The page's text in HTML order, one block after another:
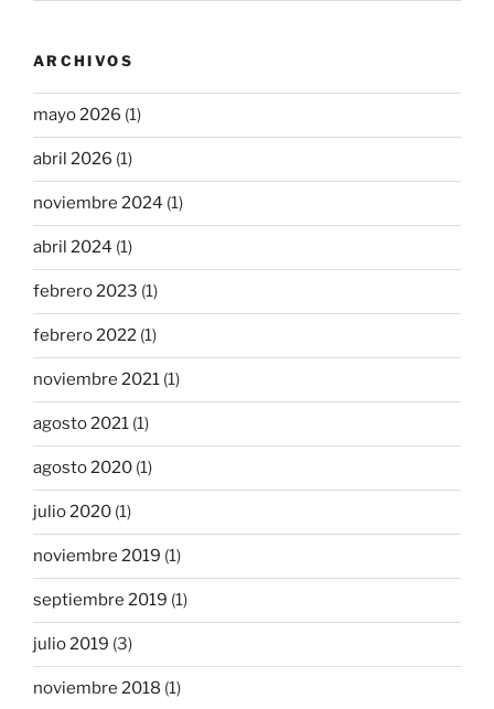
ARCHIVOS
mayo 2026 (1)
abril 2026 (1)
noviembre 2024 (1)
abril 2024 (1)
febrero 2023 (1)
febrero 2022 (1)
noviembre 2021 (1)
agosto 2021 (1)
agosto 2020 (1)
julio 2020 (1)
noviembre 2019 (1)
septiembre 2019 (1)
julio 2019 (3)
noviembre 2018 (1)